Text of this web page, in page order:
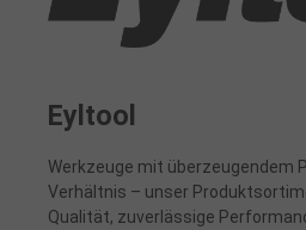
Eyltool
Werkzeuge mit überzeugendem
Verhältnis – unser
Qualität, zuverlässige